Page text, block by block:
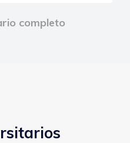
completo